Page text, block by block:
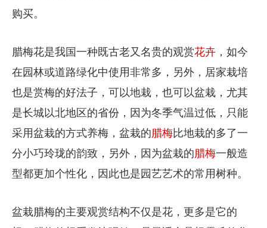
购买。
腊梅花是我国一种既古老又名贵的观赏花卉，如今
在园林或道路绿化中使用非常多，另外，居家栽培
也是赏梅的好法子，可以地栽，也可以盆栽，尤其
是长城以北地区的省份，因为冬季气温过低，只能
采用盆栽的方式养梅，盆栽的腊梅比地栽的多了一
分小巧玲珑的韵致，另外，因为盆栽的腊梅一般造
型都更加个性化，因此也是园艺艺术的常用树种。
盆栽腊梅的主要观赏结构不仅是花，更多是它的